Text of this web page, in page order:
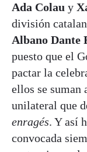
Ada Colau y
división
Albano Dante
puesto que el
pactar la
ellos se suman
unilateral que
enragés. Y así
convocada